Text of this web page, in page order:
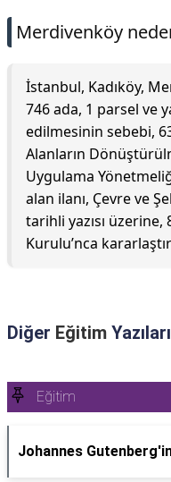
Merdivenköy
İstanbul, Kadıköy,
746 ada, 1 parsel ve
edilmesinin sebebi,
Alanların
Uygulama
alan ilanı, Çevre ve
tarihli yazısı
Kurulu’nca
Diğer Eğitim Yazıları
Eğitim
Johannes